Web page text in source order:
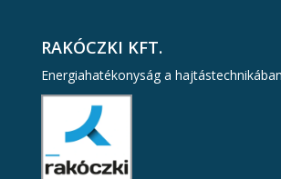
RAKÓCZKI KFT.
Energiahatékonyság a